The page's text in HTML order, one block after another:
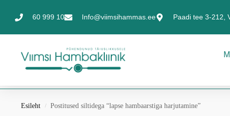
60 999 10 Info@viimsihammas.ee Paadi tee 3-212,
Esileht / Postitused siltidega “lapse hambaarstiga harjutamine”